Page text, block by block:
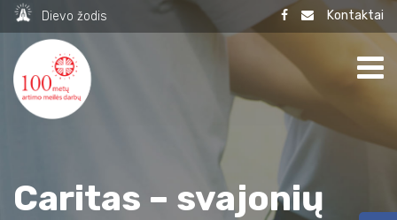
Dievo žodis Kontaktai
Caritas – svajonių